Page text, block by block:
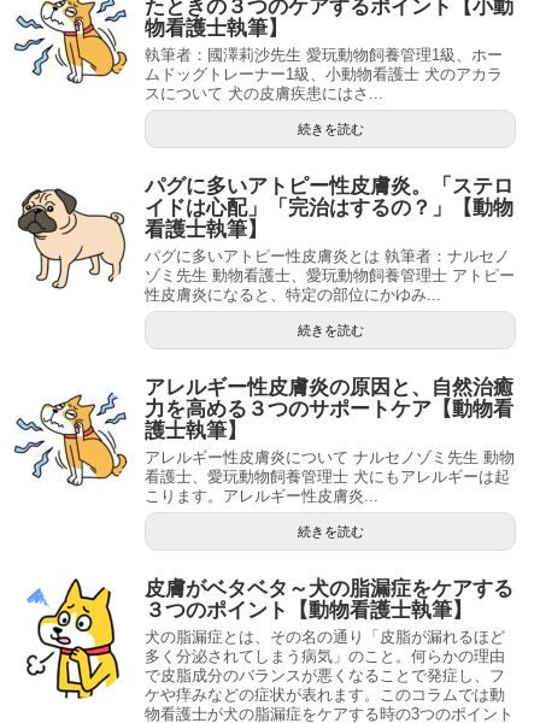
たときの３つのケアするポイント【小動
物看護士執筆】
執筆者：國澤莉沙先生 愛玩動物飼養管理1級、ホー
ムドッグトレーナー1級、小動物看護士 犬のアカラ
スについて 犬の皮膚疾患にはさ...
続きを読む
パグに多いアトピー性皮膚炎。「ステロ
イドは心配」「完治はするの？」【動物
看護士執筆】
パグに多いアトピー性皮膚炎とは 執筆者：ナルセノ
ゾミ先生 動物看護士、愛玩動物飼養管理士 アトピー
性皮膚炎になると、特定の部位にかゆみ...
続きを読む
アレルギー性皮膚炎の原因と、自然治癒
力を高める３つのサポートケア【動物看
護士執筆】
アレルギー性皮膚炎について ナルセノゾミ先生 動物
看護士、愛玩動物飼養管理士 犬にもアレルギーは起
こります。アレルギー性皮膚炎...
続きを読む
皮膚がベタベタ～犬の脂漏症をケアする
３つのポイント【動物看護士執筆】
犬の脂漏症とは、その名の通り「皮脂が漏れるほど
多く分泌されてしまう病気」のこと。何らかの理由
で皮脂成分のバランスが悪くなることで発症し、フ
ケや痒みなどの症状が表れます。このコラムでは動
物看護士が犬の脂漏症をケアする時の3つのポイント